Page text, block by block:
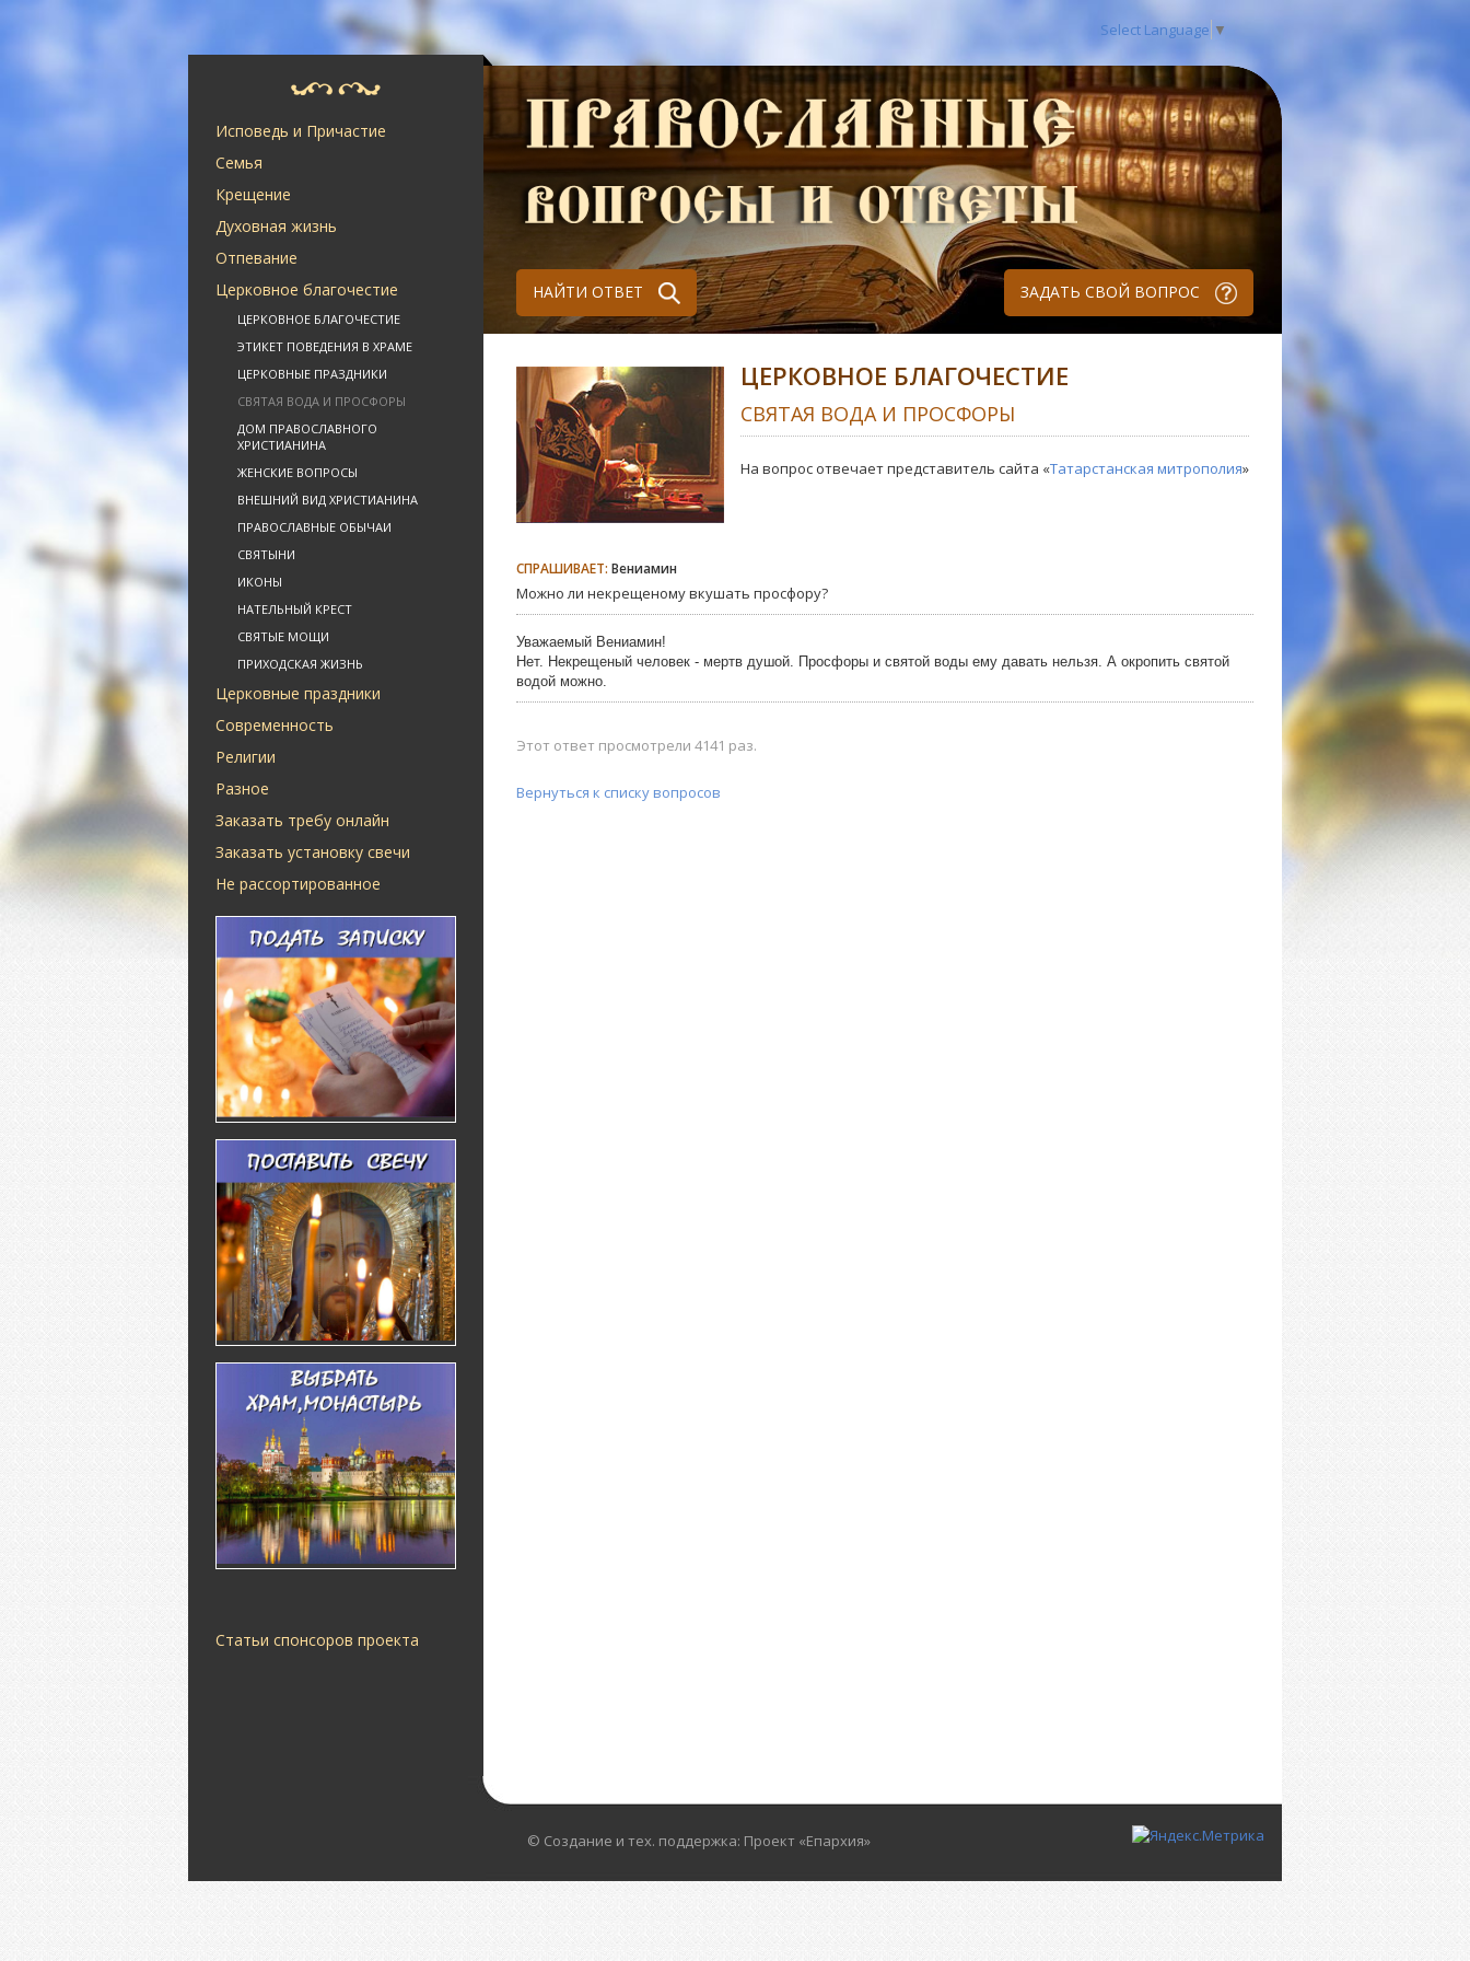
Select Language ▼
Исповедь и Причастие
Семья
Крещение
Духовная жизнь
Отпевание
Церковное благочестие
ЦЕРКОВНОЕ БЛАГОЧЕСТИЕ
ЭТИКЕТ ПОВЕДЕНИЯ В ХРАМЕ
ЦЕРКОВНЫЕ ПРАЗДНИКИ
СВЯТАЯ ВОДА И ПРОСФОРЫ
ДОМ ПРАВОСЛАВНОГО
ХРИСТИАНИНА
ЖЕНСКИЕ ВОПРОСЫ
ВНЕШНИЙ ВИД ХРИСТИАНИНА
ПРАВОСЛАВНЫЕ ОБЫЧАИ
СВЯТЫНИ
ИКОНЫ
НАТЕЛЬНЫЙ КРЕСТ
СВЯТЫЕ МОЩИ
ПРИХОДСКАЯ ЖИЗНЬ
Церковные праздники
Современность
Религии
Разное
Заказать требу онлайн
Заказать установку свечи
Не рассортированное
Статьи спонсоров проекта
НАЙТИ ОТВЕТ ЗАДАТЬ СВОЙ ВОПРОС
ЦЕРКОВНОЕ БЛАГОЧЕСТИЕ
СВЯТАЯ ВОДА И ПРОСФОРЫ
На вопрос отвечает представитель сайта «Татарстанская митрополия»
СПРАШИВАЕТ: Вениамин
Можно ли некрещеному вкушать просфору?
Уважаемый Вениамин!
Нет. Некрещеный человек - мертв душой. Просфоры и святой воды ему давать нельзя. А окропить святой
водой можно.
Этот ответ просмотрели 4141 раз.
Вернуться к списку вопросов
© Создание и тех. поддержка: Проект «Епархия»